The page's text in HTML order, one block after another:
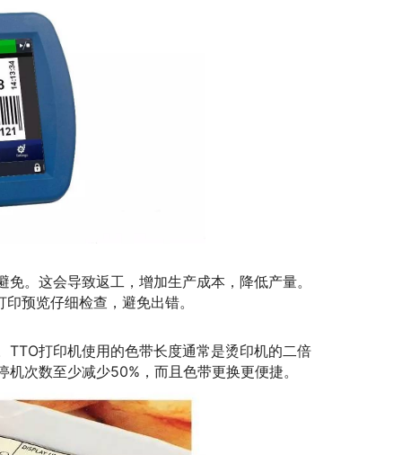
。这会导致返工，增加生产成本，降低产量。
预览仔细检查，避免出错。
打印机使用的色带长度通常是烫印机的二倍
次数至少减少50%，而且色带更换更便捷。